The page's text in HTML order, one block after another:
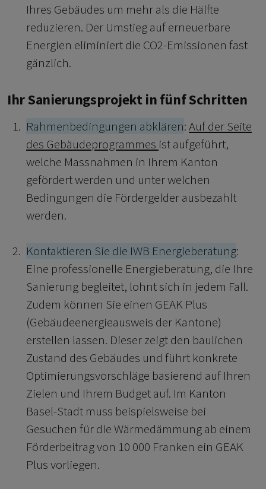
Ihres Gebäudes um mehr als die Hälfte
reduzieren. Der Umstieg auf erneuerbare
Energien eliminiert die CO2-Emissionen fast
gänzlich.
Ihr Sanierungsprojekt in fünf Schritten
Rahmenbedingungen abklären:Auf der Seite
des Gebäudeprogrammes ist aufgeführt,
welche Massnahmen in Ihrem Kanton
gefördert werden und unter welchen
Bedingungen die Fördergelder ausbezahlt
werden.
Kontaktieren Sie die IWB Energieberatung:
Eine professionelle Energieberatung, die Ihre
Sanierung begleitet, lohnt sich in jedem Fall.
Zudem können Sie einen GEAK Plus
(Gebäudeenergieausweis der Kantone)
erstellen lassen. Dieser zeigt den baulichen
Zustand des Gebäudes und führt konkrete
Optimierungsvorschläge basierend auf Ihren
Zielen und Ihrem Budget auf. Im Kanton
Basel-Stadt muss beispielsweise bei
Gesuchen für die Wärmedämmung ab einem
Förderbeitrag von 10 000 Franken ein GEAK
Plus vorliegen.